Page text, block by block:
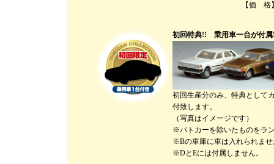
【価 格
初回特典!! 乗用車一台が付属
初回生産分のみ、特典として
付致します。
（写真はイメージです）
※パトカーを除いたものをラ
※Bの車庫に車は入れられま
※DとEには付属しません。